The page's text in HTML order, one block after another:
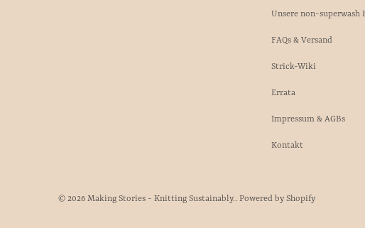
Unsere non-
FAQs & Versand
Strick-Wiki
Errata
Impressum & AGBs
Kontakt
© 2026 Making Stories - Knitting Sustainably.. Powered by Shopify